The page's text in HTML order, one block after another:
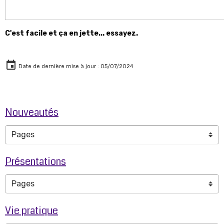
C'est facile et ça en jette... essayez.
Date de dernière mise à jour : 05/07/2024
Nouveautés
Présentations
Vie pratique